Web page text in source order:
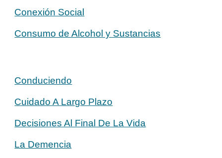
Conexión Social
Consumo de Alcohol y Sustancias
Conduciendo
Cuidado A Largo Plazo
Decisiones Al Final De La Vida
La Demencia